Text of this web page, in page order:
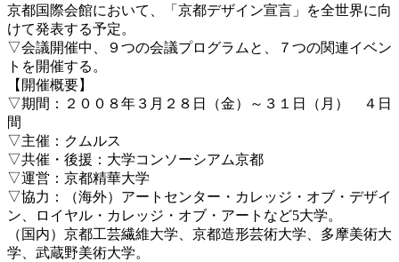
京都国際会館において、「京都デザイン宣言」を全世界に向
けて発表する予定。
▽会議開催中、９つの会議プログラムと、７つの関連イベン
トを開催する。
【開催概要】
▽期間：２００８年３月２８日（金）～３１日（月） ４日
間
▽主催：クムルス
▽共催・後援：大学コンソーシアム京都
▽運営：京都精華大学
▽協力：（海外）アートセンター・カレッジ・オブ・デザイ
ン、ロイヤル・カレッジ・オブ・アートなど5大学。
（国内）京都工芸繊維大学、京都造形芸術大学、多摩美術大
学、武蔵野美術大学。